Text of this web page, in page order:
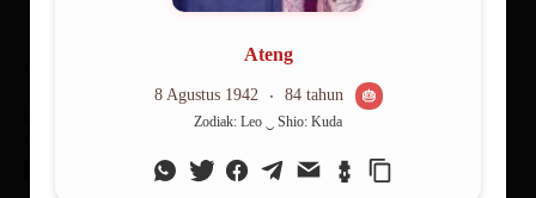
ARTIKEL LAINNYA
Jurnalis Anti-Mainstream di Balik